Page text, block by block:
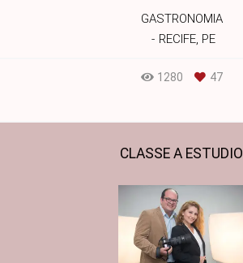
GASTRONOMIA
RECIFE, PE
1280 47
CLASSE A ESTUDIO